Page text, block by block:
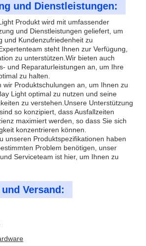
und Dienstleistungen:
Produkt wird mit umfassender
und Dienstleistungen geliefert, um
und Kundenzufriedenheit zu
steht Ihnen zur Verfügung,
zu unterstützen.Wir bieten auch
und Reparaturleistungen an, um Ihre
zu halten.
wir Produktschulungen an, um Ihnen zu
Light optimal zu nutzen und seine
zu verstehen.Unsere Unterstützung
so konzipiert, dass Ausfallzeiten
maximiert werden, so dass Sie sich
konzentrieren können.
unseren Produktspezifikationen haben
Problem benötigen, unser
Serviceteam ist hier, um Ihnen zu
Versand: